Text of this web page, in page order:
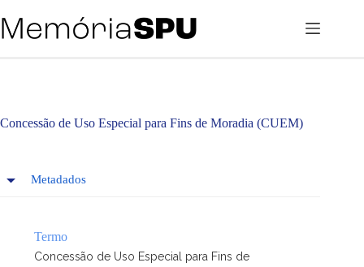
para
o
Concessão de Uso Especial para Fins de Moradia (CUEM)
Metadados
Termo
Concessão de Uso Especial para Fins de